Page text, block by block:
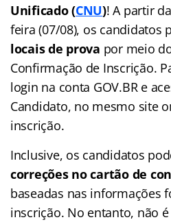
Unificado (CNU)! A partir
feira (07/08), os candidatos
locais de prova por meio
Confirmação de Inscrição.
login na conta GOV.BR e
Candidato, no mesmo site
inscrição.
Inclusive, os candidatos
correções no cartão de
baseadas nas informações
inscrição. No entanto, não